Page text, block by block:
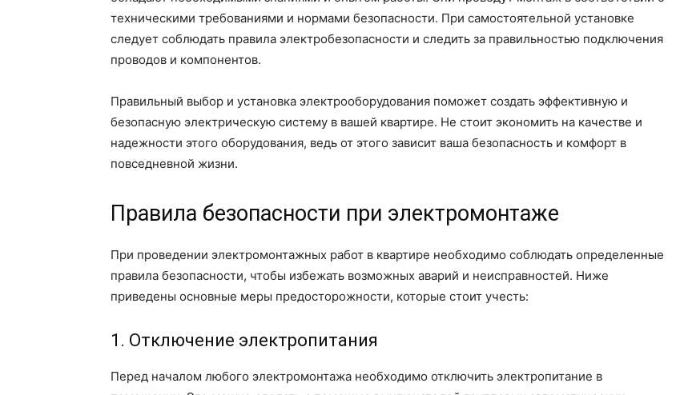
техническими требованиями и нормами безопасности. При самостоятельной установке
следует соблюдать правила электробезопасности и следить за правильностью подключения
проводов и компонентов.
Правильный выбор и установка электрооборудования поможет создать эффективную и
безопасную электрическую систему в вашей квартире. Не стоит экономить на качестве и
надежности этого оборудования, ведь от этого зависит ваша безопасность и комфорт в
повседневной жизни.
Правила безопасности при электромонтаже
При проведении электромонтажных работ в квартире необходимо соблюдать определенные
правила безопасности, чтобы избежать возможных аварий и неисправностей. Ниже
приведены основные меры предосторожности, которые стоит учесть:
1. Отключение электропитания
Перед началом любого электромонтажа необходимо отключить электропитание в